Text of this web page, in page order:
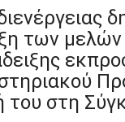
των
του στη